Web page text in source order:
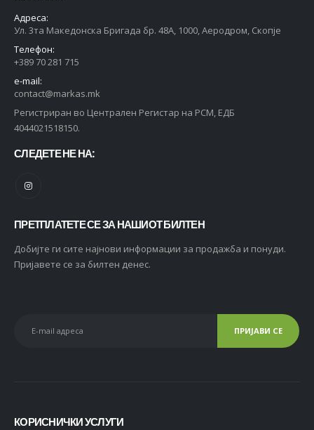
Адреса:
Ул. 3та Македонска Бригада бр. 48А, 1000, Аеродром, Скопје
Телефон:
+389 70 281 715
e-mail:
contact@markas.mk
Регистриран во Централен Регистар на РСМ, ЕДБ
4044021518150.
СЛЕДЕТЕ НЕ НА:
ПРЕТПЛАТЕТЕ СЕ ЗА НАШИОТ БИЛТЕН
Добијте ги сите најнови информации за продажба и понуди.
Пријавете се за билтен денес.
КОРИСНИЧКИ УСЛУГИ